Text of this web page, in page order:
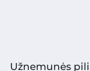
Užnemunės